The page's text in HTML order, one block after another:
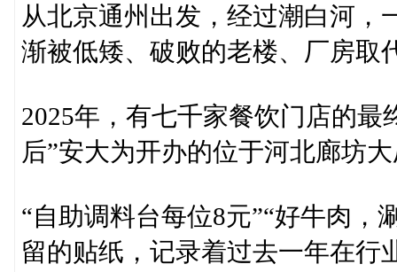
从北京通州出发，经过潮白河，
渐被低矮、破败的老楼、厂房取
2025年，有七千家餐饮门店的
后”安大为开办的位于河北廊坊
“自助调料台每位8元”“好牛肉
留的贴纸，记录着过去一年在行